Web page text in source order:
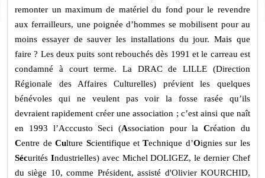
remonter un maximum de matériel du fond pour le revendre
aux ferrailleurs, une poignée d’hommes se mobilisent pour au
moins essayer de sauver les installations du jour. Mais que
faire ? Les deux puits sont rebouchés dès 1991 et le carreau est
condamné à court terme. La DRAC de LILLE (Direction
Régionale des Affaires Culturelles) prévient les quelques
bénévoles qui ne veulent pas voir la fosse rasée qu’ils
devraient rapidement créer une association ; c’est ainsi que naît
en 1993 l’Acccusto Seci (Association pour laCréation du
Centre deCulture Scientifique etTechnique d’Oignies sur les
Sécurités Industrielles) avec Michel DOLIGEZ, le dernier Chef
du siège 10, comme Président, assisté d'Olivier KOURCHID,